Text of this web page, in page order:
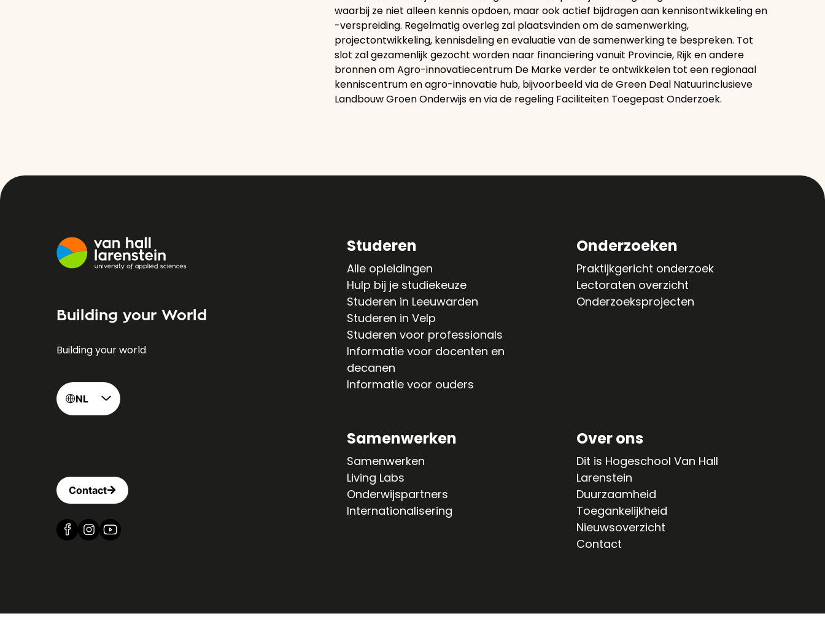
waarbij ze niet alleen kennis opdoen, maar ook actief bijdragen aan kennisontwikkeling en
-verspreiding. Regelmatig overleg zal plaatsvinden om de samenwerking,
projectontwikkeling, kennisdeling en evaluatie van de samenwerking te bespreken. Tot
slot zal gezamenlijk gezocht worden naar financiering vanuit Provincie, Rijk en andere
bronnen om Agro-innovatiecentrum De Marke verder te ontwikkelen tot een regionaal
kenniscentrum en agro-innovatie hub, bijvoorbeeld via de Green Deal Natuurinclusieve
Landbouw Groen Onderwijs en via de regeling Faciliteiten Toegepast Onderzoek.
Building your World
Building your world
NL
Contact
Vind ons op Facebook
Vind ons op Instagram
Vind ons op YouTube
Studeren
Alle opleidingen
Hulp bij je studiekeuze
Studeren in Leeuwarden
Studeren in Velp
Studeren voor professionals
Informatie voor docenten en
decanen
Informatie voor ouders
Onderzoeken
Praktijkgericht onderzoek
Lectoraten overzicht
Onderzoeksprojecten
Samenwerken
Samenwerken
Living Labs
Onderwijspartners
Internationalisering
Over ons
Dit is Hogeschool Van Hall
Larenstein
Duurzaamheid
Toegankelijkheid
Nieuwsoverzicht
Contact